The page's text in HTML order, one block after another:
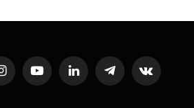
InstagramYouTubeLinkedInTelegramVKontakte